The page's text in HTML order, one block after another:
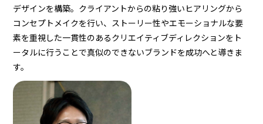
デザインを構築。クライアントからの粘り強いヒアリングから
コンセプトメイクを行い、ストーリー性やエモーショナルな要
素を重視した一貫性のあるクリエイティブディレクションをト
ータルに行うことで真似のできないブランドを成功へと導きま
す。